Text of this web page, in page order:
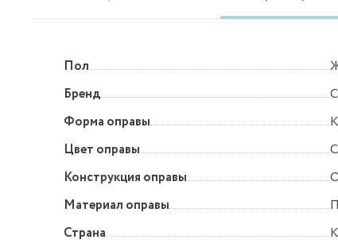
Пол
Бренд
Форма оправы
Цвет оправы
Конструкция оправы
Материал оправы
Страна